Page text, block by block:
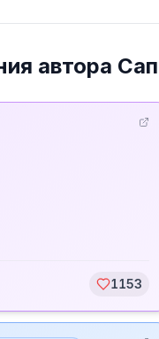
автора
1153